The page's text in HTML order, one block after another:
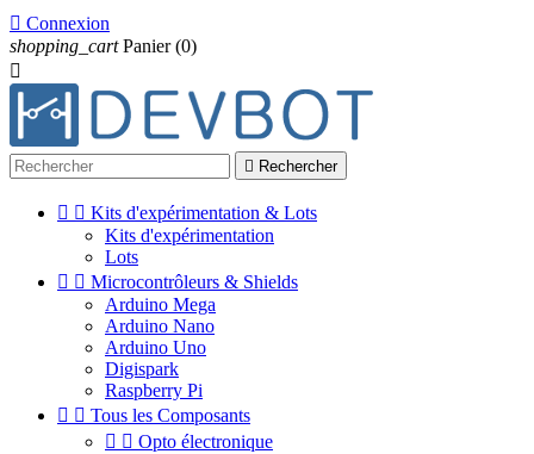
 Connexion
shopping_cart Panier (0)

 Rechercher
  Kits d'expérimentation & Lots
Kits d'expérimentation
Lots
  Microcontrôleurs & Shields
Arduino Mega
Arduino Nano
Arduino Uno
Digispark
Raspberry Pi
  Tous les Composants
  Opto électronique